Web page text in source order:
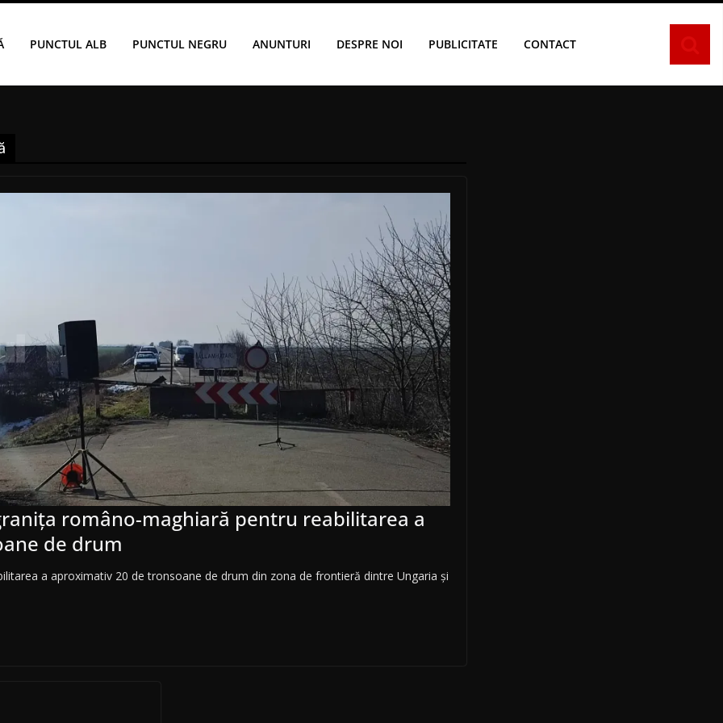
PUNCTUL ALB PUNCTUL NEGRU ANUNTURI DESPRE NOI PUBLICITATE CONTACT
româno-maghiară pentru reabilitarea a
de drum
a aproximativ 20 de tronsoane de drum din zona de frontieră dintre Ungaria şi